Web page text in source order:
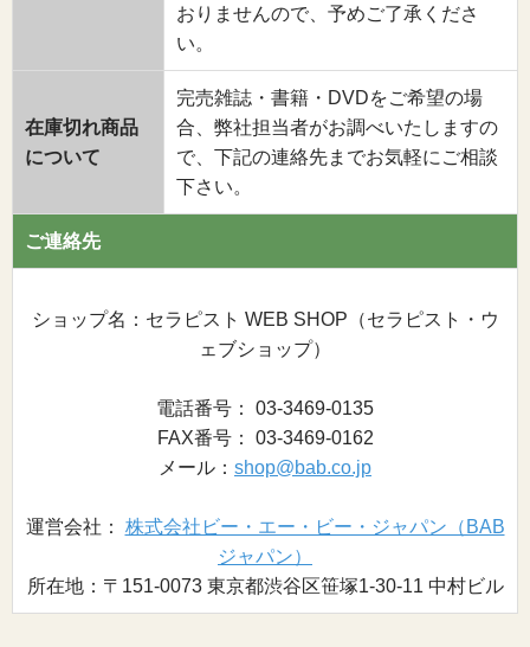
おりませんので、予めご了承くださ
い。
在庫切れ商品
について
完売雑誌・書籍・DVDをご希望の場
合、弊社担当者がお調べいたしますの
で、下記の連絡先までお気軽にご相談
下さい。
ご連絡先
ショップ名：セラピスト WEB SHOP（セラピスト・ウ
ェブショップ）
電話番号： 03-3469-0135
FAX番号： 03-3469-0162
メール： shop@bab.co.jp
運営会社： 株式会社ビー・エー・ビー・ジャパン（BAB
ジャパン）
所在地：〒151-0073 東京都渋谷区笹塚1-30-11 中村ビル